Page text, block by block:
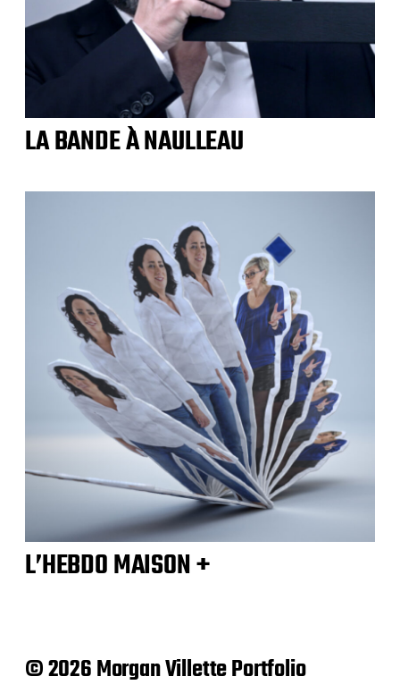
LA BANDE À NAULLEAU
L’HEBDO MAISON +
© 2026 Morgan Villette Portfolio